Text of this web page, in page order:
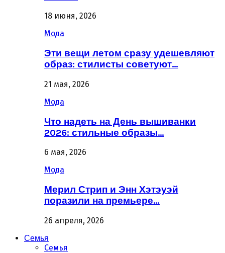
18 июня, 2026
Мода
Эти вещи летом сразу удешевляют
образ: стилисты советуют…
21 мая, 2026
Мода
Что надеть на День вышиванки
2026: стильные образы…
6 мая, 2026
Мода
Мерил Стрип и Энн Хэтэуэй
поразили на премьере…
26 апреля, 2026
Семья
Семья